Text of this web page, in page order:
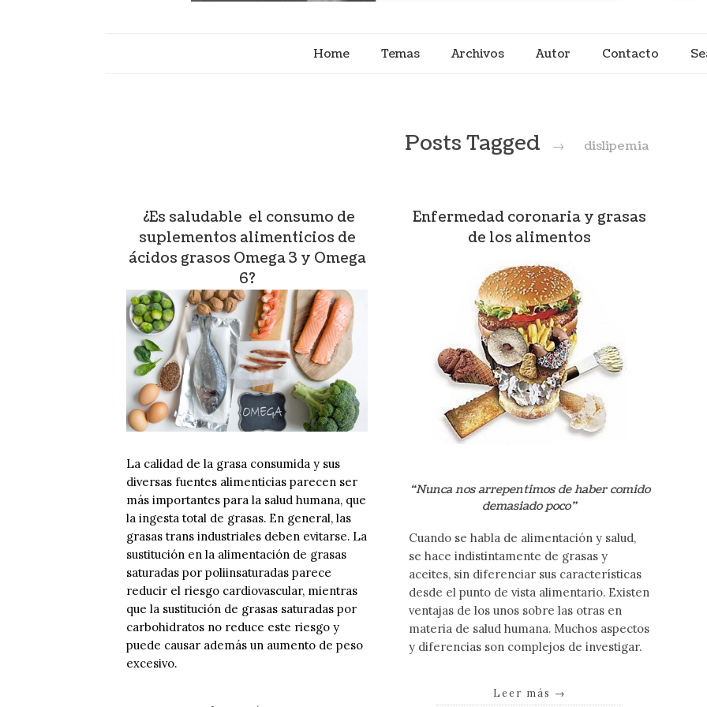
Home Temas Archivos Autor Contacto
Posts Tagged → dislipemia
¿Es saludable el consumo de
suplementos alimenticios de
ácidos grasos Omega 3 y Omega
6?
La calidad de la grasa consumida y sus
diversas fuentes alimenticias parecen ser
más importantes para la salud humana, que
la ingesta total de grasas. En general, las
grasas trans industriales deben evitarse. La
sustitución en la alimentación de grasas
saturadas por poliinsaturadas parece
reducir el riesgo cardiovascular, mientras
que la sustitución de grasas saturadas por
carbohidratos no reduce este riesgo y
puede causar además un aumento de peso
excesivo.
Enfermedad coronaria y grasas
de los alimentos
“Nunca nos arrepentimos de haber comido
demasiado poco”
Cuando se habla de alimentación y salud,
se hace indistintamente de grasas y
aceites, sin diferenciar sus características
desde el punto de vista alimentario. Existen
ventajas de los unos sobre las otras en
materia de salud humana. Muchos aspectos
y diferencias son complejos de investigar.
Leer más →